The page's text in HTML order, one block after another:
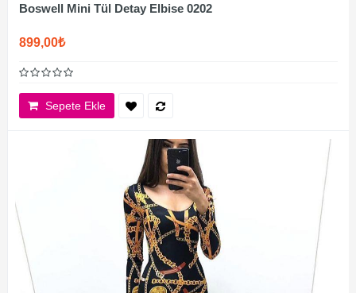
Boswell Mini Tül Detay Elbise 0202
899,00₺
Sepete Ekle